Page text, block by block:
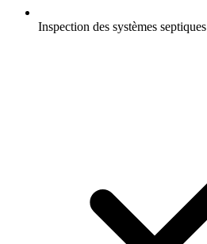
Inspection des systèmes septiques